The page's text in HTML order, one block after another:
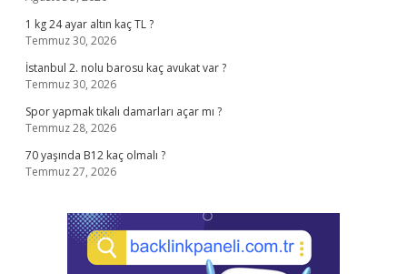
1 kg 24 ayar altın kaç TL ?
Temmuz 30, 2026
İstanbul 2. nolu barosu kaç avukat var ?
Temmuz 30, 2026
Spor yapmak tıkalı damarları açar mı ?
Temmuz 28, 2026
70 yaşında B12 kaç olmalı ?
Temmuz 27, 2026